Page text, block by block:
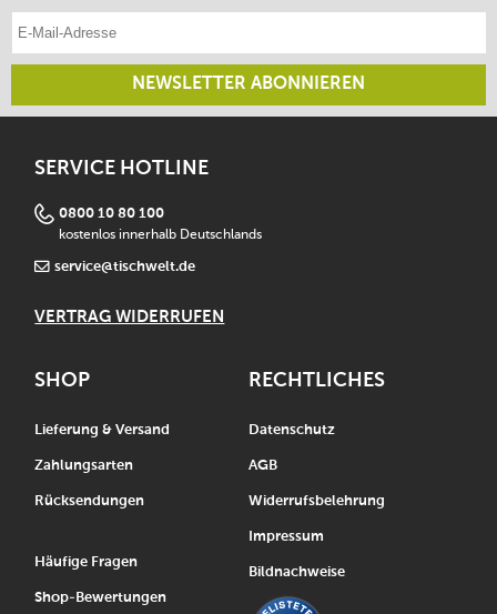
NEWSLETTER ABONNIEREN
SERVICE HOTLINE
0800 10 80 100
kostenlos innerhalb Deutschlands
service@tischwelt.de
VERTRAG WIDERRUFEN
SHOP
Lieferung & Versand
Zahlungsarten
Rücksendungen
Häufige Fragen
Shop-Bewertungen
RECHTLICHES
Datenschutz
AGB
Widerrufsbelehrung
Impressum
Bildnachweise